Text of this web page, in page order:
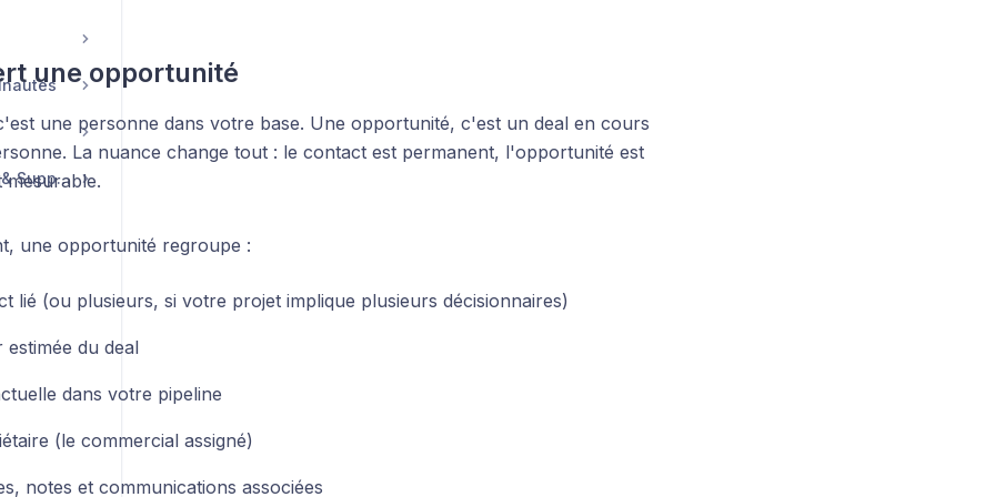
Compte, Facturation & Support
une opportunité
une personne dans votre base. Une opportunité, c'est un deal en cours
La nuance change tout : le contact est permanent, l'opportunité est
mesurable.
une opportunité regroupe :
lié (ou plusieurs, si votre projet implique plusieurs décisionnaires)
estimée du deal
dans votre pipeline
(le commercial assigné)
notes et communications associées